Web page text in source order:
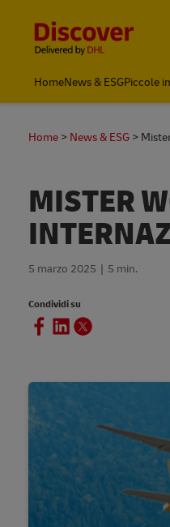
HomeNews & ESGPiccole
Home News & ESG
MISTER
5 marzo 2025 5 min.
Condividi su